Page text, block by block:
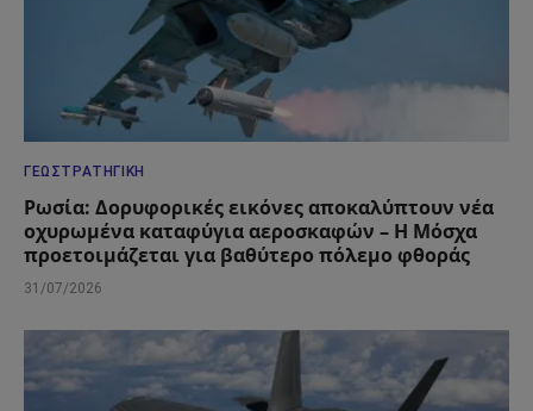
ΓΕΩΣΤΡΑΤΗΓΙΚΉ
Ρωσία: Δορυφορικές εικόνες αποκαλύπτουν νέα
οχυρωμένα καταφύγια αεροσκαφών – Η Μόσχα
προετοιμάζεται για βαθύτερο πόλεμο φθοράς
31/07/2026